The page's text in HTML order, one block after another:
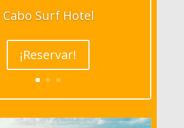
Cabo Surf Hotel
¡Reservar!